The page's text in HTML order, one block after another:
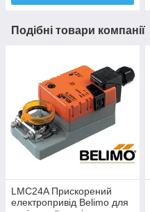
Подібні товари компанії
LMC24A Прискорений
електропривід Belimo для